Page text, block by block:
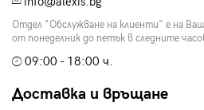
Отдел "Обслужване на клиенти" е на
от понеделник до петък в следните
09:00 - 18:00 ч.
Доставка и връщане